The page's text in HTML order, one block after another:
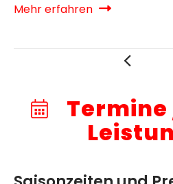
Mehr erfahren
Termine